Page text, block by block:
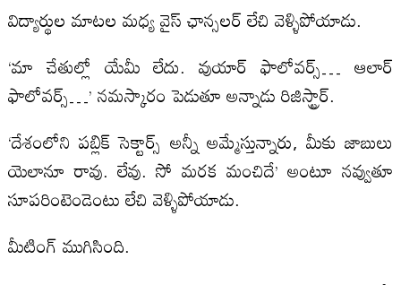
విద్యార్థుల మాటల మధ్య వైస్ ఛాన్సలర్ లేచి వెళ్ళిపోయాడు.
‘మా చేతుల్లో యేమీ లేదు. వుయార్ ఫాలోవర్స్… ఆలార్
ఫాలోవర్స్…’ నమస్కారం పెడుతూ అన్నాడు రిజిస్ట్రార్.
‘దేశంలోని పబ్లిక్ సెక్టార్స్ అన్నీ అమ్మేస్తున్నారు, మీకు జాబులు
యెలానూ రావు. లేవు. సో మరక మంచిదే’ అంటూ నవ్వుతూ
సూపరింటెండెంటు లేచి వెళ్ళిపోయాడు.
మీటింగ్ ముగిసింది.